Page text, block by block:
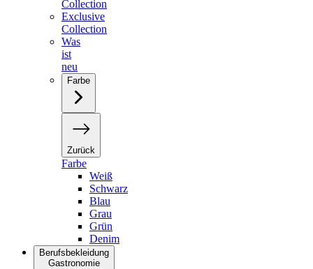
Collection
Exclusive
Collection
Was
ist
neu
Farbe
Zurück
Farbe
Weiß
Schwarz
Blau
Grau
Grün
Denim
Berufsbekleidung
Gastronomie